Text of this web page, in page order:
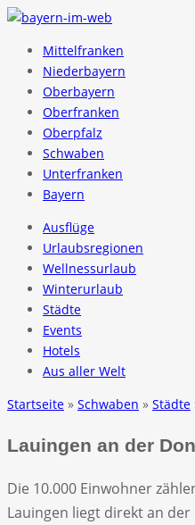
Mittelfranken
Niederbayern
Oberbayern
Oberfranken
Oberpfalz
Schwaben
Unterfranken
Bayern
Ausflüge
Urlaubsregionen
Wellnessurlaub
Winterurlaub
Städte
Events
Hotels
Aus aller Welt
Startseite » Schwaben » Städte
Lauingen an der
Die 10.000 Einwohner
Lauingen liegt direkt an